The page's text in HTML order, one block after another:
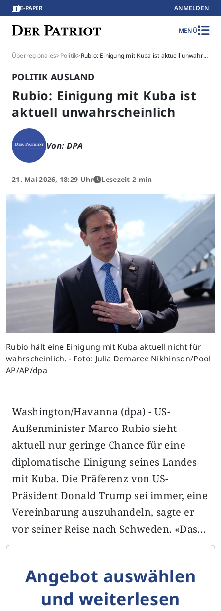
E-PAPER ANMELDEN
MENÜ
Überregionales>Politik> Rubio: Einigung mit Kuba ist aktuell unwahrscheinlich
POLITIK AUSLAND
Rubio: Einigung mit Kuba ist
aktuell unwahrscheinlich
Von: DPA
21. Mai 2026, 18:29 Uhr Lesezeit 2 min
Rubio hält eine Einigung mit Kuba aktuell nicht für
wahrscheinlich. - Foto: Julia Demaree Nikhinson/Pool
AP/AP/dpa
Washington/Havanna (dpa) - US-
Außenminister Marco Rubio sieht
aktuell nur geringe Chance für eine
diplomatische Einigung seines Landes
mit Kuba. Die Präferenz von US-
Präsident Donald Trump sei immer, eine
Vereinbarung auszuhandeln, sagte er
vor seiner Reise nach Schweden. «Das…
Angebot auswählen
und weiterlesen